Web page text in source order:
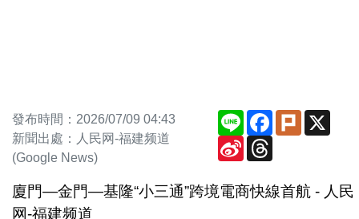
發布時間：2026/07/09 04:43
新聞出處：人民网-福建频道
(Google News)
Line Facebook
PlurkX
Sina
Weibo
Threads
廈門—金門—基隆“小三通”跨境電商快線首航 - 人民
网-福建频道